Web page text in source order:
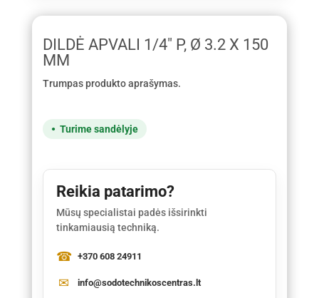
DILDĖ APVALI 1/4" P, Ø 3.2 X 150
MM
Trumpas produkto aprašymas.
Turime sandėlyje
Reikia patarimo?
Mūsų specialistai padės išsirinkti
tinkamiausią techniką.
+370 608 24911
info@sodotechnikoscentras.lt